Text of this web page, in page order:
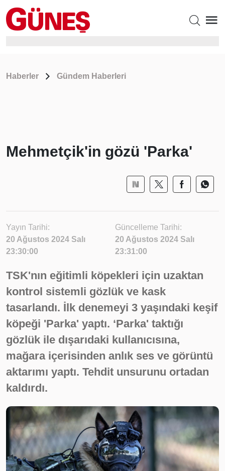
Haberler Gündem Haberleri
Mehmetçik'in gözü 'Parka'
Yayın Tarihi:
20 Ağustos 2024 Salı
23:30:00
Güncelleme Tarihi:
20 Ağustos 2024 Salı
23:31:00
TSK'nın eğitimli köpekleri için uzaktan
kontrol sistemli gözlük ve kask
tasarlandı. İlk denemeyi 3 yaşındaki keşif
köpeği 'Parka' yaptı. ‘Parka' taktığı
gözlük ile dışarıdaki kullanıcısına,
mağara içerisinden anlık ses ve görüntü
aktarımı yaptı. Tehdit unsurunu ortadan
kaldırdı.